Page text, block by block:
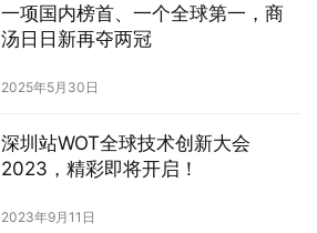
一项国内榜首、一个全球第一，商
汤日日新再夺两冠
2025年5月30日
深圳站WOT全球技术创新大会
2023，精彩即将开启！
2023年9月11日